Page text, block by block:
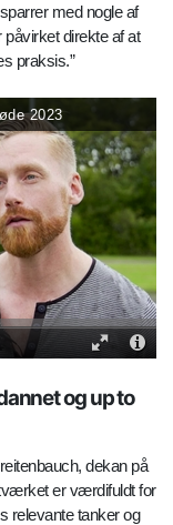
med nogle af
direkte af at
praksis.”
og up to
dekan på
er værdifuldt for
relevante tanker og